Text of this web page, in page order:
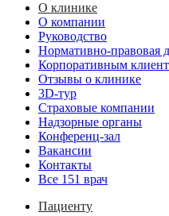
О клинике
О компании
Руководство
Нормативно-правовая
Корпоративным
Отзывы о клинике
3D-тур
Страховые компании
Надзорные органы
Конференц-зал
Вакансии
Контакты
Все 151 врач
Пациенту